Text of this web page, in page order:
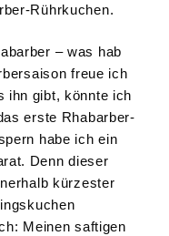
Rührkuchen.
– was hab
freue ich
ihn gibt, könnte ich
erste Rhabarber-
habe ich ein
Denn dieser
kürzester
Meinen saftigen